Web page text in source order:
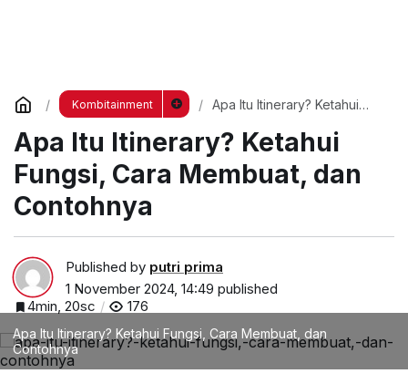
Kombitainment
Apa Itu Itinerary? Ketahui
Contohnya
Apa Itu Itinerary? Ketahui
Fungsi, Cara Membuat, dan
Contohnya
Published by putri prima
1 November 2024, 14:49 published
4min, 20sc
176
Apa Itu Itinerary? Ketahui Fungsi, Cara Membuat, dan
Contohnya